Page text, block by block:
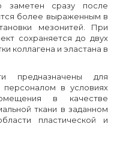
заметен сразу после
более выраженным в
мезонитей. При
сохраняется до двух
коллагена и эластана в
предназначены для
в условиях
в качестве
ткани в заданном
пластической и